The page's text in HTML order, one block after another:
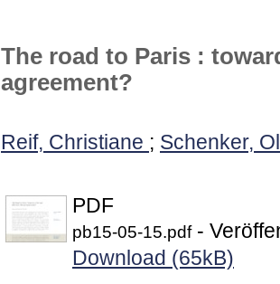
The road to Paris :
agreement?
Reif, Christiane ; Schenker,
PDF
pb15-05-15.pdf-
Download (65kB)